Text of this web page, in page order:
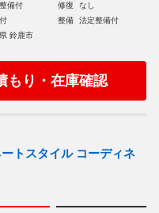
備付 修復
なし
整備
法定整備付
鈴鹿市
もり・在庫確認
トスタイル コーディネ